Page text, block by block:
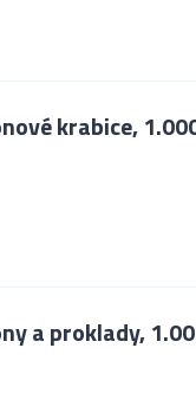
krabice,
a proklady,